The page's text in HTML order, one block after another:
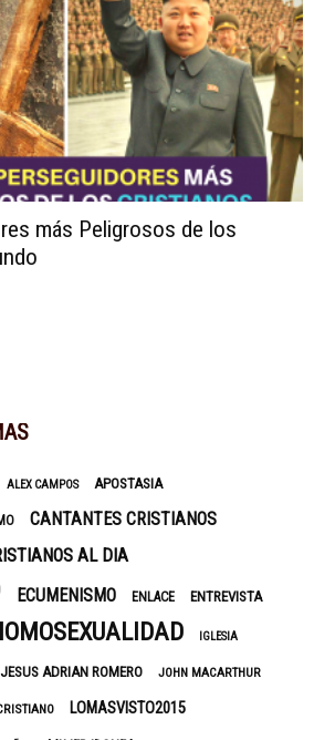
más Peligrosos de los
ALEX CAMPOS APOSTASIA
CANTANTES CRISTIANOS
AL DIA
ECUMENISMO ENLACE ENTREVISTA
IGLESIA
JESUS ADRIAN ROMERO JOHN MACARTHUR
LOMASVISTO2015